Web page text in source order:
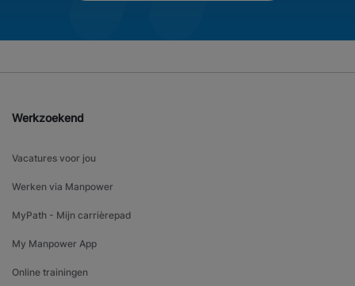
Werkzoekend
Vacatures voor jou
Werken via Manpower
MyPath - Mijn carrièrepad
My Manpower App
Online trainingen